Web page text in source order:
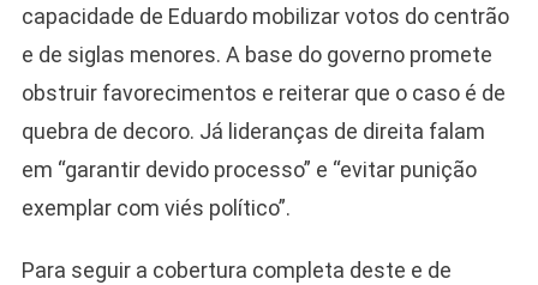
capacidade de Eduardo mobilizar votos do centrão
e de siglas menores. A base do governo promete
obstruir favorecimentos e reiterar que o caso é de
quebra de decoro. Já lideranças de direita falam
em “garantir devido processo” e “evitar punição
exemplar com viés político”.
Para seguir a cobertura completa deste e de